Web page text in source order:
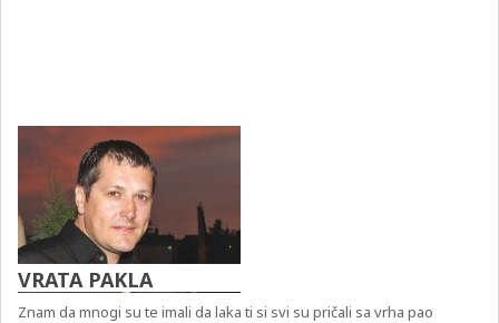
VRATA PAKLA
Znam da mnogi su te imali da laka ti si svi su pričali sa vrha pao